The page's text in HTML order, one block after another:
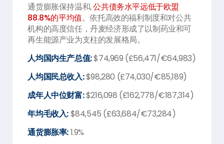
通货膨胀保持温和,公共债务水平远低于欧盟
88.8%的平均值。依托高效的福利制度和对公共
机构的高度信任，丹麦经济形成了以制药业和可
再生能源产业为支柱的发展格局。
人均国内生产总值:$74,969 (£56,471/€64,983)
人均国民总收入:$98,280 (£74,030/€85,189)
成年人中位财富:$216,098 (£162,778/€187,314)
年均毛收入:$84,545 (£63,684/€73,284)
通货膨胀率:1.9%